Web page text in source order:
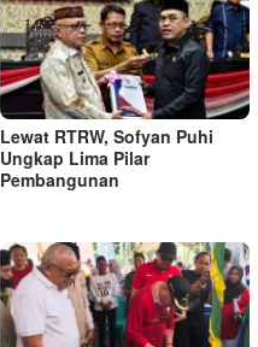
Lewat RTRW, Sofyan Puhi
Ungkap Lima Pilar
Pembangunan